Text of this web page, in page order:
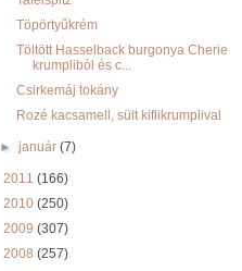
Töpörtyűkrém
Töltött Hasselback burgonya Cherie
krumpliból és c...
Csirkemáj tokány
Rozé kacsamell, sült kiflikrumplival
►január(7)
2011 (166)
2010 (250)
2009 (307)
2008 (257)